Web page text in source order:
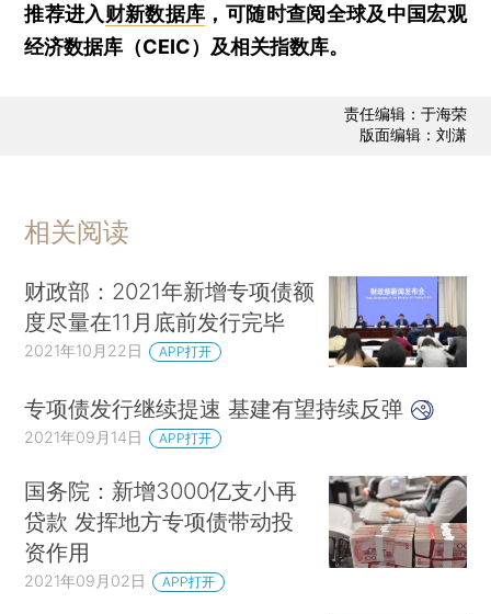
推荐进入财新数据库 ，可随时查阅全球及中国宏观
经济数据库（CEIC）及相关指数库。
责任编辑：于海荣
版面编辑：刘潇
相关阅读
财政部：2021年新增专项债额
度尽量在11月底前发行完毕
2021年10月22日 APP打开
专项债发行继续提速 基建有望持续反弹
2021年09月14日 APP打开
国务院：新增3000亿支小再
贷款 发挥地方专项债带动投
资作用
2021年09月02日 APP打开